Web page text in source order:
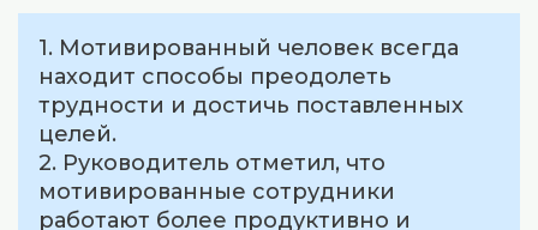
1. Мотивированный человек всегда
находит способы преодолеть
трудности и достичь поставленных
целей.
2. Руководитель отметил, что
мотивированные сотрудники
работают более продуктивно и